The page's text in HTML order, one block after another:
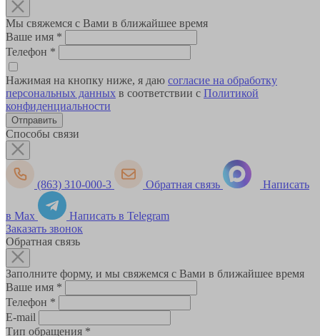
Мы свяжемся с Вами в ближайшее время
Ваше имя *
Телефон *
Нажимая на кнопку ниже, я даю согласие на обработку
персональных данных в соответствии с Политикой
конфиденциальности
Способы связи
(863) 310-000-3 Обратная связь Написать
в Max
Написать в Telegram
Заказать звонок
Обратная связь
Заполните форму, и мы свяжемся с Вами в ближайшее время
Ваше имя *
Телефон *
E-mail
Тип обращения *